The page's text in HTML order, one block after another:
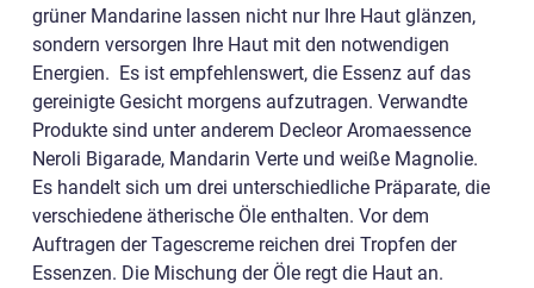
grüner Mandarine lassen nicht nur Ihre Haut glänzen,
sondern versorgen Ihre Haut mit den notwendigen
Energien. Es ist empfehlenswert, die Essenz auf das
gereinigte Gesicht morgens aufzutragen. Verwandte
Produkte sind unter anderem Decleor Aromaessence
Neroli Bigarade, Mandarin Verte und weiße Magnolie.
Es handelt sich um drei unterschiedliche Präparate, die
verschiedene ätherische Öle enthalten. Vor dem
Auftragen der Tagescreme reichen drei Tropfen der
Essenzen. Die Mischung der Öle regt die Haut an.